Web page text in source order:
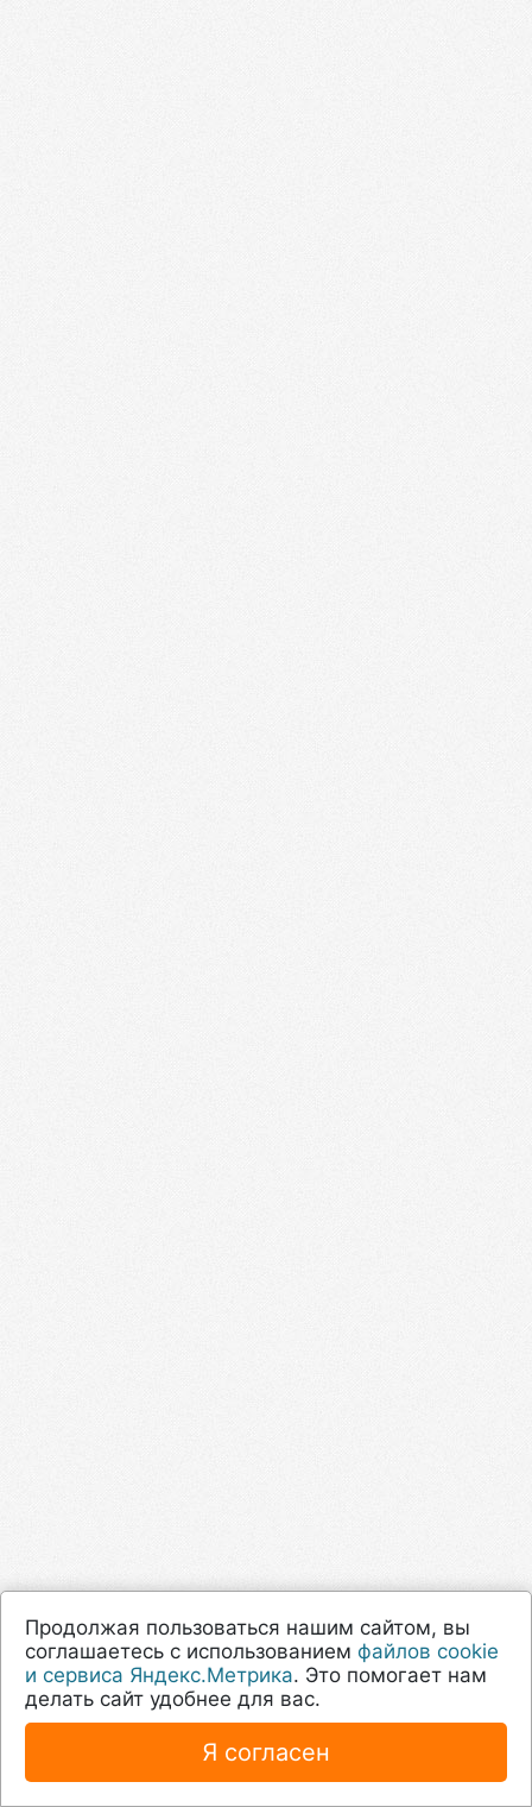
Продолжая пользоваться нашим сайтом, вы
соглашаетесь с использованием файлов cookie
и сервиса Яндекс.Метрика. Это помогает нам
делать сайт удобнее для вас.
Я согласен